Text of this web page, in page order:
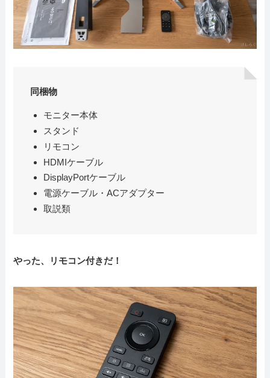
同梱物
モニター本体
スタンド
リモコン
HDMIケーブル
DisplayPortケーブル
電源ケーブル・ACアダプター
取説類
やった、リモコン付きだ！